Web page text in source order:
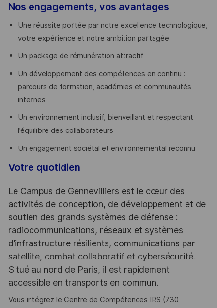
Nos engagements, vos avantages
Une réussite portée par notre excellence technologique,
votre expérience et notre ambition partagée
Un package de rémunération attractif
Un développement des compétences en continu :
parcours de formation, académies et communautés
internes
Un environnement inclusif, bienveillant et respectant
l’équilibre des collaborateurs
Un engagement sociétal et environnemental reconnu
Votre quotidien
Le Campus de Gennevilliers est le cœur des
activités de conception, de développement et de
soutien des grands systèmes de défense :
radiocommunications, réseaux et systèmes
d’infrastructure résilients, communications par
satellite, combat collaboratif et cybersécurité.
Situé au nord de Paris, il est rapidement
accessible en transports en commun.
Vous intégrez le Centre de Compétences IRS (730